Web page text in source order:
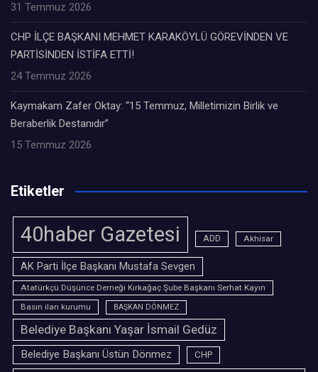
31 Temmuz 2026
CHP İLÇE BAŞKANI MEHMET KARAKÖYLÜ GÖREVİNDEN VE
PARTİSİNDEN İSTİFA ETTİ!
24 Temmuz 2026
Kaymakam Zafer Oktay: “15 Temmuz, Milletimizin Birlik ve
Beraberlik Destanıdır”
15 Temmuz 2026
Etiketler
40haber Gazetesi ADD Akhisar
AK Parti İlçe Başkanı Mustafa Sevgen
Atatürkçü Düşünce Derneği Kırkağaç Şube Başkanı Serhat Kayın
Basın ilan kurumu
BAŞKAN DÖNMEZ
Belediye Başkanı Yaşar İsmail Gedüz
Belediye Başkanı Üstün Dönmez CHP